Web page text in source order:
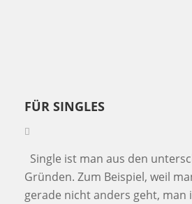
FÜR SINGLES
Single ist man aus den
Gründen. Zum Beispiel, weil
gerade nicht anders geht, man